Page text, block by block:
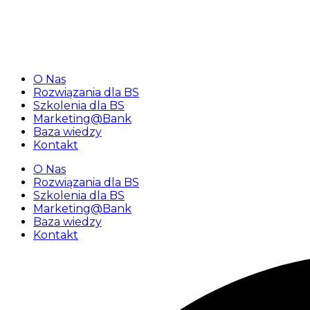
O Nas
Rozwiązania dla BS
Szkolenia dla BS
Marketing@Bank
Baza wiedzy
Kontakt
O Nas
Rozwiązania dla BS
Szkolenia dla BS
Marketing@Bank
Baza wiedzy
Kontakt